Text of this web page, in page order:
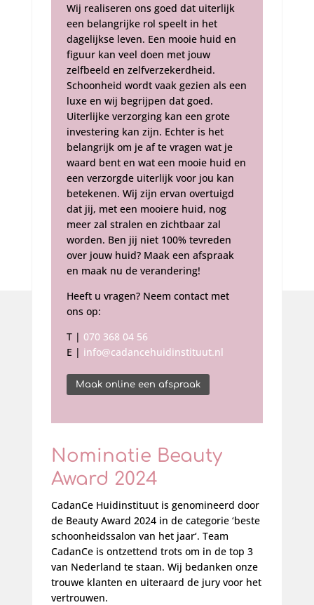
Wij realiseren ons goed dat uiterlijk
een belangrijke rol speelt in het
dagelijkse leven. Een mooie huid en
figuur kan veel doen met jouw
zelfbeeld en zelfverzekerdheid.
Schoonheid wordt vaak gezien als een
luxe en wij begrijpen dat goed.
Uiterlijke verzorging kan een grote
investering kan zijn. Echter is het
belangrijk om je af te vragen wat je
waard bent en wat een mooie huid en
een verzorgde uiterlijk voor jou kan
betekenen. Wij zijn ervan overtuigd
dat jij, met een mooiere huid, nog
meer zal stralen en zichtbaar zal
worden. Ben jij niet 100% tevreden
over jouw huid? Maak een afspraak
en maak nu de verandering!
Heeft u vragen? Neem contact met
ons op:
T | 070 368 04 56
E | info@cadancehuidinstituut.nl
Maak online een afspraak
Nominatie Beauty
Award 2024
CadanCe Huidinstituut is genomineerd door
de Beauty Award 2024 in de categorie ‘beste
schoonheidssalon van het jaar‘. Team
CadanCe is ontzettend trots om in de top 3
van Nederland te staan. Wij bedanken onze
trouwe klanten en uiteraard de jury voor het
vertrouwen.